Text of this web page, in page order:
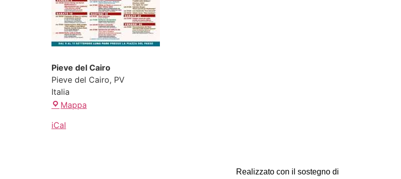
Pieve del Cairo
Pieve del Cairo, PV
Italia
Mappa
iCal
Realizzato con il sostegno di